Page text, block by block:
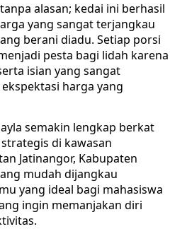
alasan; kedai ini berhasil
yang sangat terjangkau
berani diadu. Setiap porsi
pesta bagi lidah karena
isian yang sangat
harga yang
semakin lengkap berkat
di kawasan
Jatinangor, Kabupaten
mudah dijangkau
yang ideal bagi mahasiswa
ingin memanjakan diri